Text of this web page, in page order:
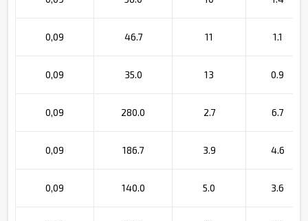
0,09 46.7 11 1.1
0,09 35.0 13 0.9
0,09 280.0 2.7 6.7
0,09 186.7 3.9 4.6
0,09 140.0 5.0 3.6